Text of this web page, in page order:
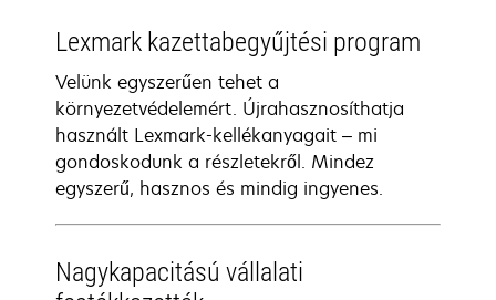
Lexmark kazettabegyűjtési program
Velünk egyszerűen tehet a
környezetvédelemért. Újrahasznosíthatja
használt Lexmark-kellékanyagait – mi
gondoskodunk a részletekről. Mindez
egyszerű, hasznos és mindig ingyenes.
Nagykapacitású vállalati